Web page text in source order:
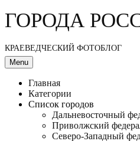
ГОРОДА
КРАЕВЕДЧЕСКИЙ ФОТОБЛОГ
Menu
Главная
Категории
Список городов
Дальневосточный
Приволжский
Северо-Западный